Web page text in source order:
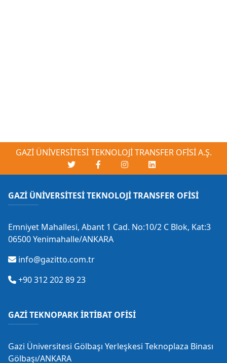
GAZİ ÜNİVERSİTESİ TEKNOLOJİ TRANSFER OFİSİ A.Ş.
GAZİ ÜNİVERSİTESİ TEKNOLOJİ TRANSFER OFİSİ
Emniyet Mahallesi, Abant 1 Cad. No:10/2 C Blok, Kat:3
06500 Yenimahalle/ANKARA
info@gazitto.com.tr
+90 312 202 89 23
GAZİ TEKNOPARK İRTİBAT OFİSİ
Gazi Üniversitesi Gölbaşı Yerleşkesi Teknoplaza Binası
Gölbaşı/ANKARA